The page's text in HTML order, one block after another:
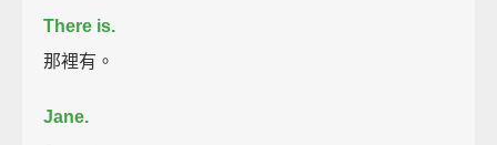
There is.
那裡有。
Jane.